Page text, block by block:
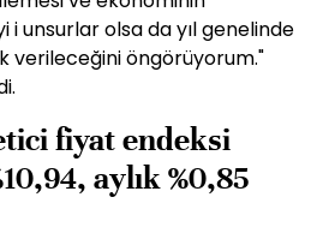
i unsurlar olsa da yıl genelinde
verileceğini öngörüyorum."
fiyat endeksi
aylık %0,85